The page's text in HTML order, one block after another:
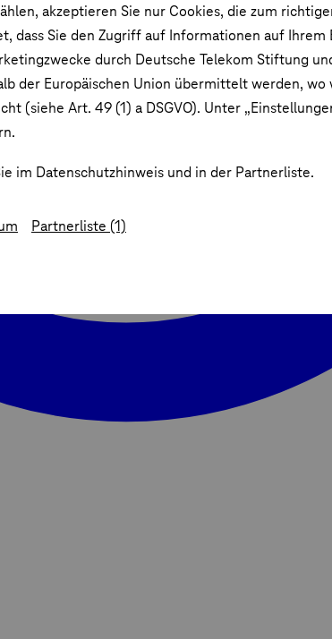
akzeptieren Sie nur Cookies, die zum
dass Sie den Zugriff auf Informationen auf
durch Deutsche Telekom Stiftung
der Europäischen Union übermittelt werden,
(siehe Art. 49 (1) a DSGVO). Unter
im Datenschutzhinweis und in der Partnerliste.
Partnerliste (1)